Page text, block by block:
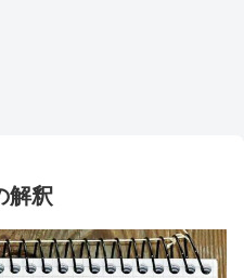
解釈